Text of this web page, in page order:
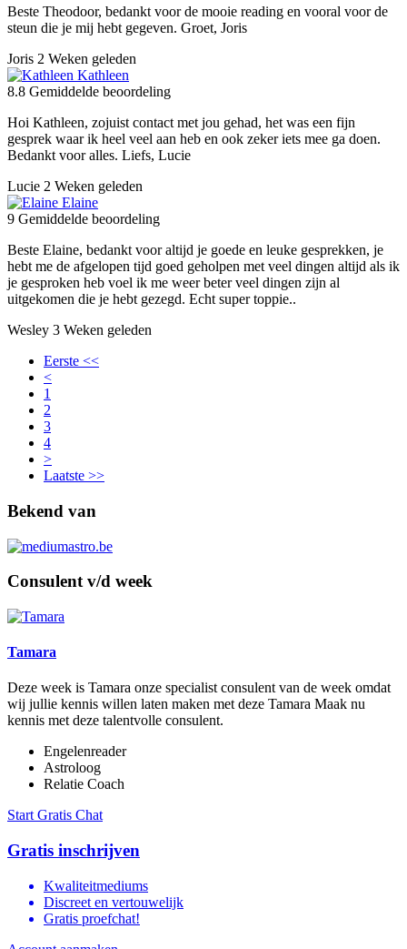
Beste Theodoor, bedankt voor de mooie reading en vooral voor de
steun die je mij hebt gegeven. Groet, Joris
Joris 2 Weken geleden
Kathleen
8.8 Gemiddelde beoordeling
Hoi Kathleen, zojuist contact met jou gehad, het was een fijn
gesprek waar ik heel veel aan heb en ook zeker iets mee ga doen.
Bedankt voor alles. Liefs, Lucie
Lucie 2 Weken geleden
Elaine
9 Gemiddelde beoordeling
Beste Elaine, bedankt voor altijd je goede en leuke gesprekken, je
hebt me de afgelopen tijd goed geholpen met veel dingen altijd als ik
je gesproken heb voel ik me weer beter veel dingen zijn al
uitgekomen die je hebt gezegd. Echt super toppie..
Wesley 3 Weken geleden
Eerste <<
<
1
2
3
4
>
Laatste >>
Bekend van
Consulent v/d week
Tamara
Deze week is Tamara onze specialist consulent van de week omdat
wij jullie kennis willen laten maken met deze Tamara Maak nu
kennis met deze talentvolle consulent.
Engelenreader
Astroloog
Relatie Coach
Start Gratis Chat
Gratis inschrijven
Kwaliteitmediums
Discreet en vertouwelijk
Gratis proefchat!